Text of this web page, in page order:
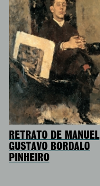
RETRATO DE MANUEL
GUSTAVO BORDALO
PINHEIRO